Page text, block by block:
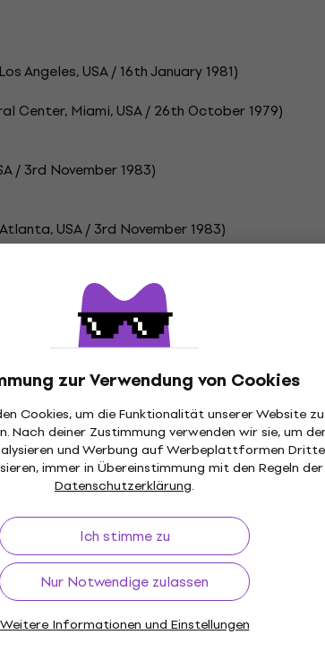
zur Verwendung von Cookies
Cookies, um die Funktionalität unserer Website zu
Nach deiner Zustimmung verwenden wir sie, um
und Werbung auf Werbeplattformen
immer in Übereinstimmung mit den Regeln der
Datenschutzerklärung.
Ich stimme zu
Nur Notwendige zulassen
Weitere Informationen und Einstellungen
Angeles, USA / 16th January 1981)
Center, Miami, USA / 26th October 1979)
/ 3rd November 1983)
USA / 3rd November 1983)